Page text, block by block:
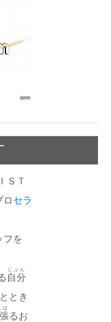
ＳＴ
ロセラ
フを
自分
じぶん
とき
ば
るお